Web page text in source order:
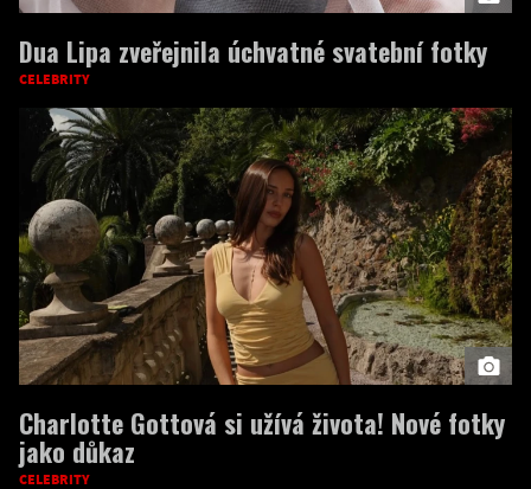
Dua Lipa zveřejnila úchvatné svatební fotky
CELEBRITY
Charlotte Gottová si užívá života! Nové fotky
jako důkaz
CELEBRITY